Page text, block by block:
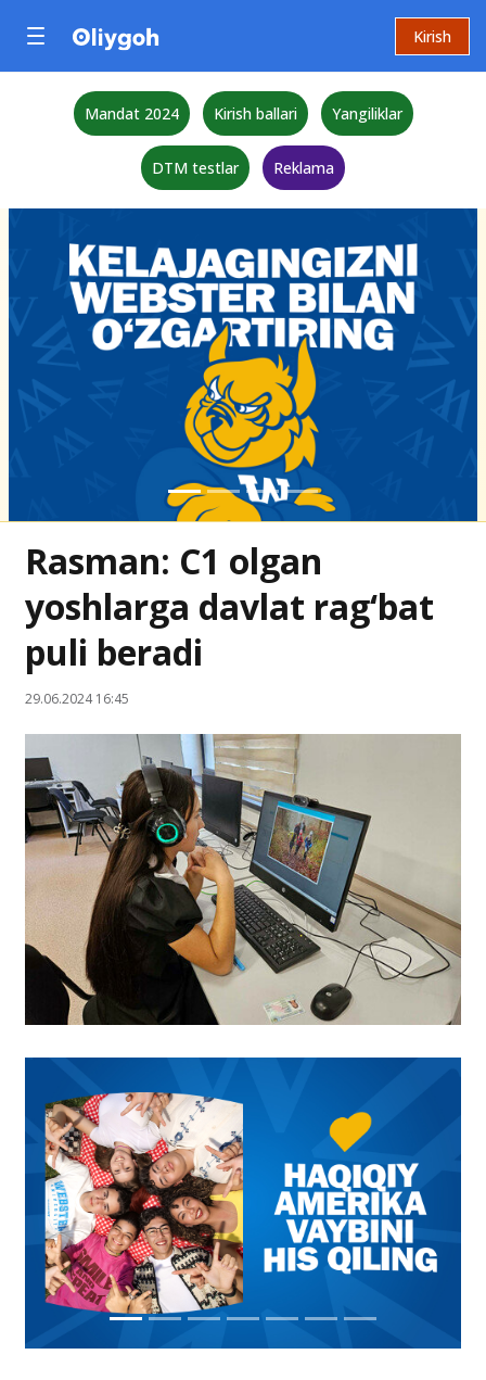
Kirish
Mandat 2024 Kirish ballari Yangiliklar
DTM testlar Reklama
Rasman: C1 olgan
yoshlarga davlat rag‘bat
puli beradi
29.06.2024 16:45